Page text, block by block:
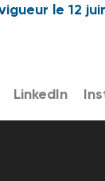
le 12
LinkedIn